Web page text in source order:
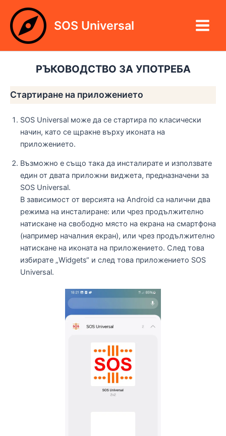
content
SOS Universal
Menu
РЪКОВОДСТВО ЗА УПОТРЕБА
Стартиране на приложението
SOS Universal може да се стартира по класически
начин, като се щракне върху иконата на
приложението.
Възможно е също така да инсталирате и използвате
един от двата приложни виджета, предназначени за
SOS Universal.
В зависимост от версията на Android са налични два
режима на инсталиране: или чрез продължително
натискане на свободно място на екрана на смартфона
(например началния екран), или чрез продължително
натискане на иконата на приложението. След това
избирате „Widgets“ и след това приложението SOS
Universal.